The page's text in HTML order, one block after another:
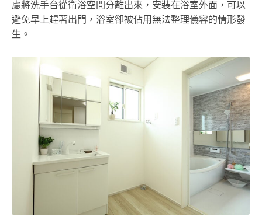
慮將洗手台從衛浴空間分離出來，安裝在浴室外面，可以
避免早上趕著出門，浴室卻被佔用無法整理儀容的情形發
生。